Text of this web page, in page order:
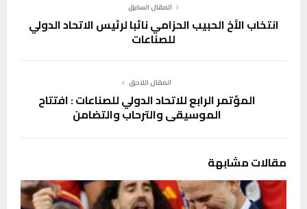
المقال السابق
انتخاب الأخ الحبيب الحزامي نائبا لرئيس الاتحاد الدولي
للصناعات
المقال اللاحق
المؤتمر الرابع للاتحاد الدولي للصناعات : افتتاح
الموسيقى والترحاب والتضامن
مقالات مشابهة